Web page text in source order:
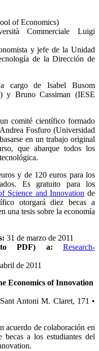
of Economics)
Commerciale Luigi
y jefe de la Unidad
de la Dirección de
cargo de Isabel Busom
y Bruno Cassiman (IESE
comité científico formado
Fosfuro (Universidad
en un trabajo original
que abarque todos los
y de 120 euros para los
Es gratuito para los
Science and Innovation de
otorgará diez becas a
una tesis sobre la economía
31 de marzo de 2011
PDF) a:
Research-
de 2011
Economics of Innovation
Antoni M. Claret, 171 •
acuerdo de colaboración en
a los estudiantes del